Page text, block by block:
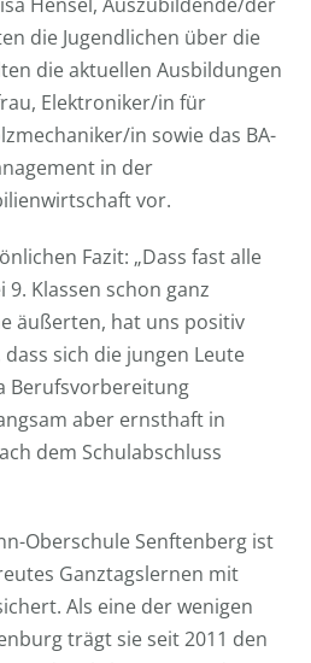
die Jugendlichen über die
die aktuellen Ausbildungen
Elektroniker/in für
in sowie das BA-
in der
vor.
Fazit: „Dass fast alle
Klassen schon ganz
äußerten, hat uns positiv
sich die jungen Leute
Berufsvorbereitung
aber ernsthaft in
dem Schulabschluss
Oberschule Senftenberg ist
Ganztagslernen mit
Als eine der wenigen
trägt sie seit 2011 den